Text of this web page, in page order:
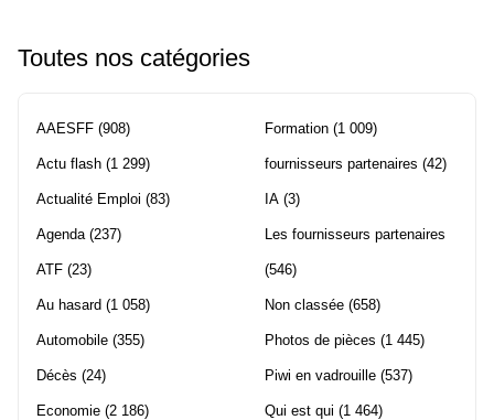
Toutes nos catégories
AAESFF (908)
Actu flash (1 299)
Actualité Emploi (83)
Agenda (237)
ATF (23)
Au hasard (1 058)
Automobile (355)
Décès (24)
Economie (2 186)
Formation (1 009)
fournisseurs partenaires (42)
IA (3)
Les fournisseurs partenaires
(546)
Non classée (658)
Photos de pièces (1 445)
Piwi en vadrouille (537)
Qui est qui (1 464)